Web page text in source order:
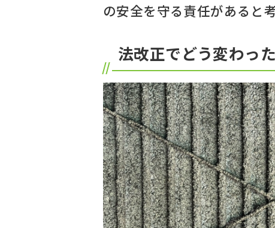
の安全を守る責任があると
法改正でどう変わっ